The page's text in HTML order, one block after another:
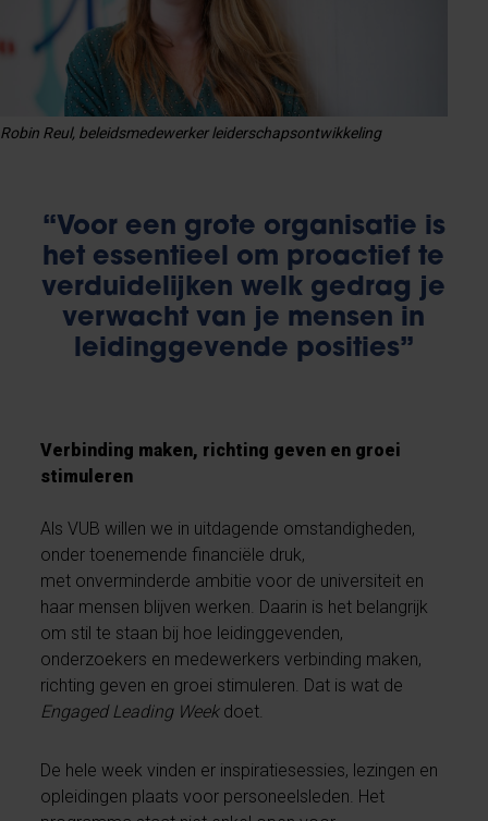
Robin Reul, beleidsmedewerker leiderschapsontwikkeling
“Voor een grote organisatie is
het essentieel om proactief te
verduidelijken welk gedrag je
verwacht van je mensen in
leidinggevende posities”
Verbinding maken, richting geven en groei
stimuleren
Als VUB willen we in uitdagende omstandigheden,
onder toenemende financiële druk,
met onverminderde ambitie voor de universiteit en
haar mensen blijven werken. Daarin is het belangrijk
om stil te staan bij hoe leidinggevenden,
onderzoekers en medewerkers verbinding maken,
richting geven en groei stimuleren. Dat is wat de
Engaged Leading Weekdoet.
De hele week vinden er inspiratiesessies, lezingen en
opleidingen plaats voor personeelsleden. Het